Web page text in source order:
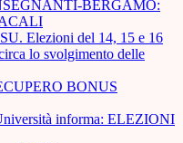
BERGAMO:
Elezioni del 14, 15 e 16
lo svolgimento delle
BONUS
informa: ELEZIONI